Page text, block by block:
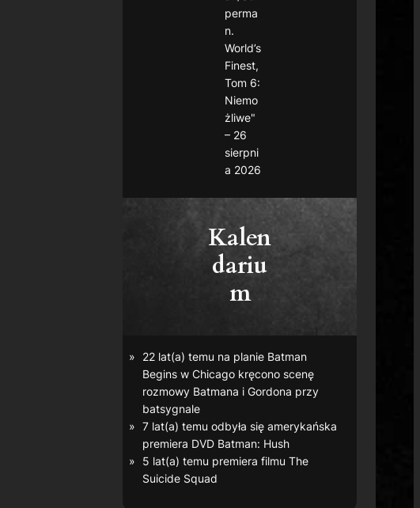
perma
n.
World’s
Finest,
Tom 6:
Niemo
żliwe"
– 26
sierpni
a 2026
Kalen
dariu
m
22 lat(a) temu na planie Batman
Begins w Chicago kręcono scenę
rozmowy Batmana i Gordona przy
batsygnale
7 lat(a) temu odbyła się amerykańska
premiera DVD Batman: Hush
5 lat(a) temu premiera filmuThe
Suicide Squad